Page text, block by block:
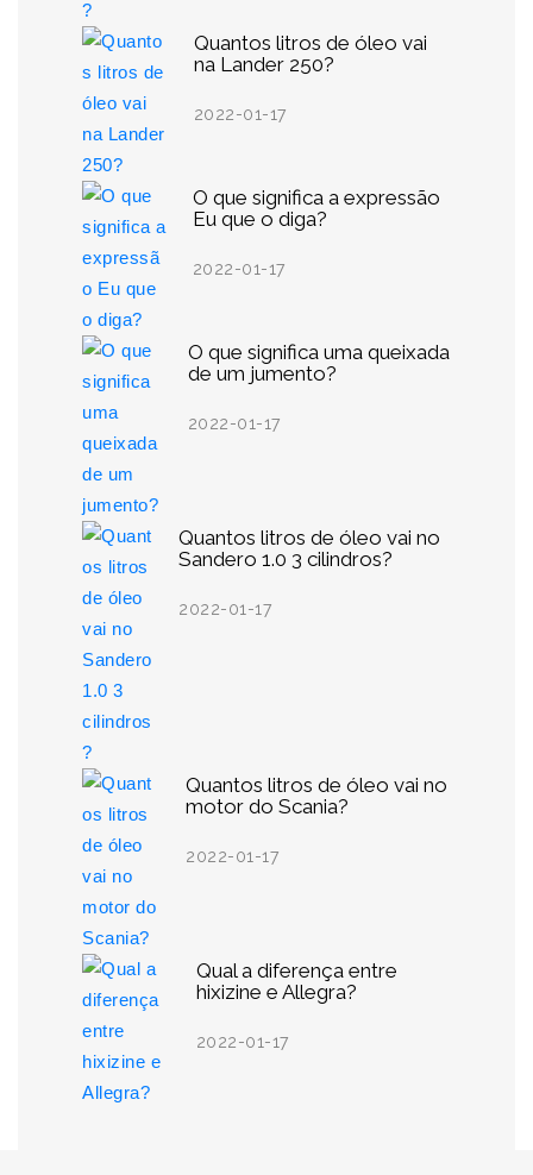
Quantos litros de óleo vai
na Lander 250?
2022-01-17
O que significa a expressão
Eu que o diga?
2022-01-17
O que significa uma queixada
de um jumento?
2022-01-17
Quantos litros de óleo vai no
Sandero 1.0 3 cilindros?
2022-01-17
Quantos litros de óleo vai no
motor do Scania?
2022-01-17
Qual a diferença entre
hixizine e Allegra?
2022-01-17